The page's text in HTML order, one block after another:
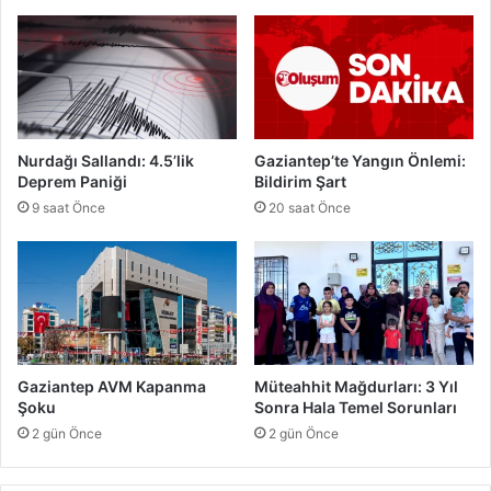
r
e
T
e
s
i
m
e
p
'
t
e
İ
S
O
5
e
Y
ü
k
s
l
Nurdağı Sallandı: 4.5’lik
Deprem Paniği
9 saat Önce
Gaziantep’te Yangın Önlemi:
Bildirim Şart
20 saat Önce
Gaziantep AVM Kapanma
Şoku
2 gün Önce
Müteahhit Mağdurları: 3 Yıl
Sonra Hala Temel Sorunları
2 gün Önce